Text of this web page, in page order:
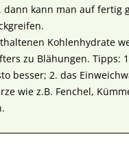
dann kann man auf fertig
Kohlenhydrate
zu Blähungen. Tipps:
besser; 2. das
wie z.B. Fenchel,